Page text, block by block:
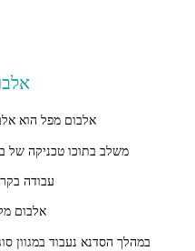
אלבום מפל הוא
משלב בתוכו טכניקה של
עבודה
אלבום
במהלך הסדנא נעבוד במגוון